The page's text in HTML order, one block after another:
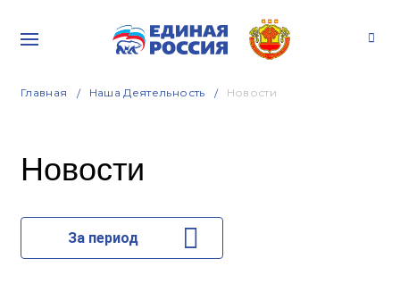
Главная Наша Деятельность Новости
Новости
За период